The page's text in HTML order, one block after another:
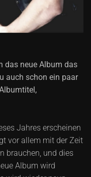
das neue Album das
auch schon ein paar
Jahres erscheinen
vor allem mit der Zeit
brauchen, und dies
Album wird